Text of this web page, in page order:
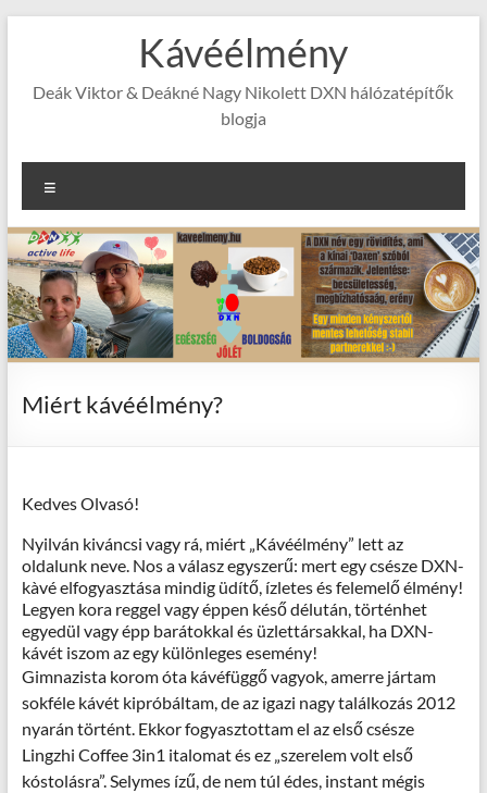
Kávéélmény
Deák Viktor & Deákné Nagy Nikolett DXN hálózatépítők
blogja
Miért kávéélmény?
Kedves Olvasó!
Nyilván kiváncsi vagy rá, miért „Kávéélmény” lett az
oldalunk neve. Nos a válasz egyszerű: mert egy csésze DXN-
kàvé elfogyasztása mindig üdítő, ízletes és felemelő élmény!
Legyen kora reggel vagy éppen késő délután, történhet
egyedül vagy épp barátokkal és üzlettársakkal, ha DXN-
kávét iszom az egy különleges esemény!
Gimnazista korom óta kávéfüggő vagyok, amerre jártam
sokféle kávét kipróbáltam, de az igazi nagy találkozás 2012
nyarán történt. Ekkor fogyasztottam el az első csésze
Lingzhi Coffee 3in1 italomat és ez „szerelem volt első
kóstolásra”. Selymes ízű, de nem túl édes, instant mégis